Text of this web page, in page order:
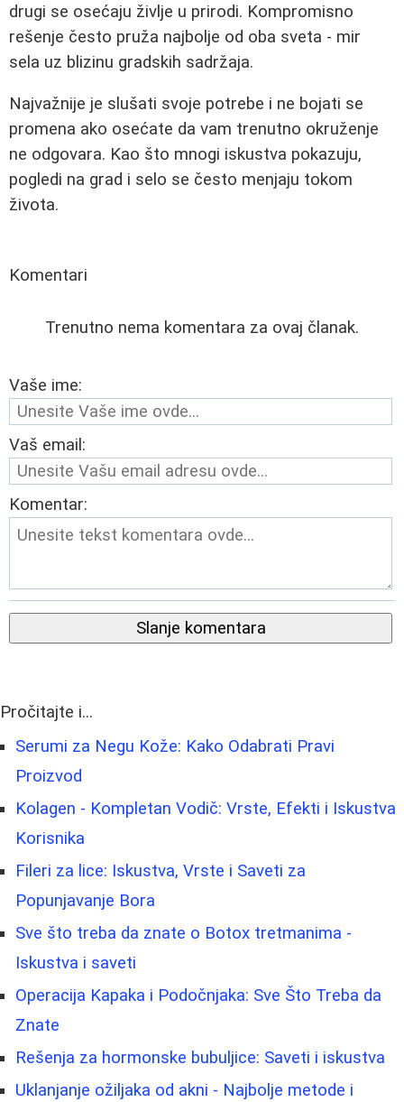
drugi se osećaju življe u prirodi. Kompromisno
rešenje često pruža najbolje od oba sveta - mir
sela uz blizinu gradskih sadržaja.
Najvažnije je slušati svoje potrebe i ne bojati se
promena ako osećate da vam trenutno okruženje
ne odgovara. Kao što mnogi iskustva pokazuju,
pogledi na grad i selo se često menjaju tokom
života.
Komentari
Trenutno nema komentara za ovaj članak.
Vaše ime:
Vaš email:
Komentar:
Slanje komentara
Pročitajte i...
Serumi za Negu Kože: Kako Odabrati Pravi
Proizvod
Kolagen - Kompletan Vodič: Vrste, Efekti i Iskustva
Korisnika
Fileri za lice: Iskustva, Vrste i Saveti za
Popunjavanje Bora
Sve što treba da znate o Botox tretmanima -
Iskustva i saveti
Operacija Kapaka i Podočnjaka: Sve Što Treba da
Znate
Rešenja za hormonske bubuljice: Saveti i iskustva
Uklanjanje ožiljaka od akni - Najbolje metode i